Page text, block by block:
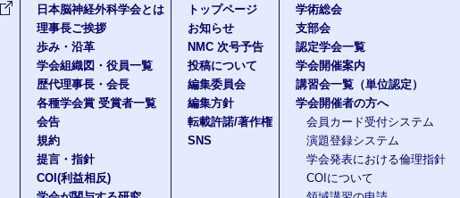
日本脳神経外科学会とは
理事長ご挨拶
歩み・沿革
学会組織図・役員一覧
歴代理事長・会長
各種学会賞 受賞者一覧
会告
規約
提言・指針
COI(利益相反)
トップページ
お知らせ
NMC 次号予告
投稿について
編集委員会
編集方針
転載許諾/著作権
SNS
学術総会
支部会
認定学会一覧
学会開催案内
講習会一覧（単位認定）
学会開催者の方へ
会員カード受付システム
演題登録システム
学会発表における倫理指針
COIについて